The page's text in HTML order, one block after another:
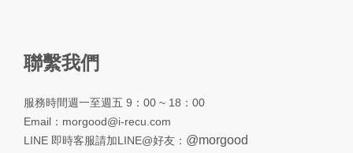
聯繫我們
服務時間週一至週五 9：00 ~ 18：00
Email： morgood@i-recu.com
LINE 即時客服請加LINE@好友： @morgood